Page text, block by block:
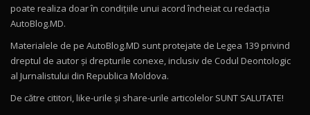
11
Noul Volvo ES90 / Test Drive AutoBlog.MD
12
Noul MG HS / Test Drive AutoBlog.MD
16:48
poate realiza doar în condițiile unui acord încheiat cu redacţia
AutoBlog.MD.
Materialele de pe AutoBlog.MD sunt protejate de Legea 139 privind
dreptul de autor și drepturile conexe, inclusiv de Codul Deontologic
al Jurnalistului din Republica Moldova.
De către cititori, like-urile şi share-urile articolelor SUNT SALUTATE!